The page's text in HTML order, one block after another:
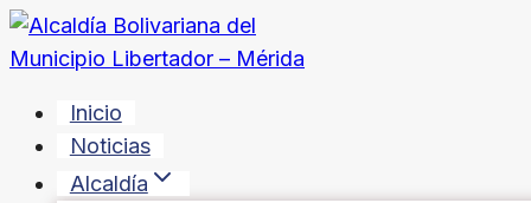
Saltar
al
Inicio
Noticias
Alcaldía